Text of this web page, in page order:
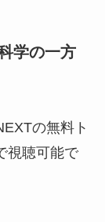
学の一方
の無料ト
視聴可能で